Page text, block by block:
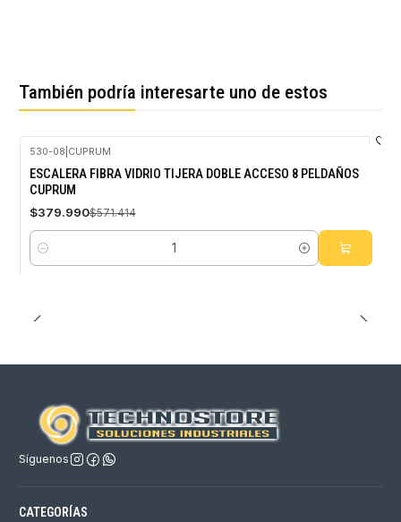
También podría interesarte uno de estos
-34%
OFF
530-08 CUPRUM
ESCALERA FIBRA VIDRIO TIJERA DOBLE ACCESO 8 PELDAÑOS
CUPRUM
$379.990$571.414
Cantidad
Síguenos
CATEGORÍAS